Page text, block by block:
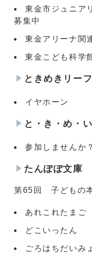
東金市ジュニア
募集中
東金アリーナ関
東金こども科学
ときめきリー
イヤホーン
と・き・め・
参加しませんか
たんぽぽ文庫
第65回 子どもの
あれこれたまご
どこいったん
ごろはちだいみ